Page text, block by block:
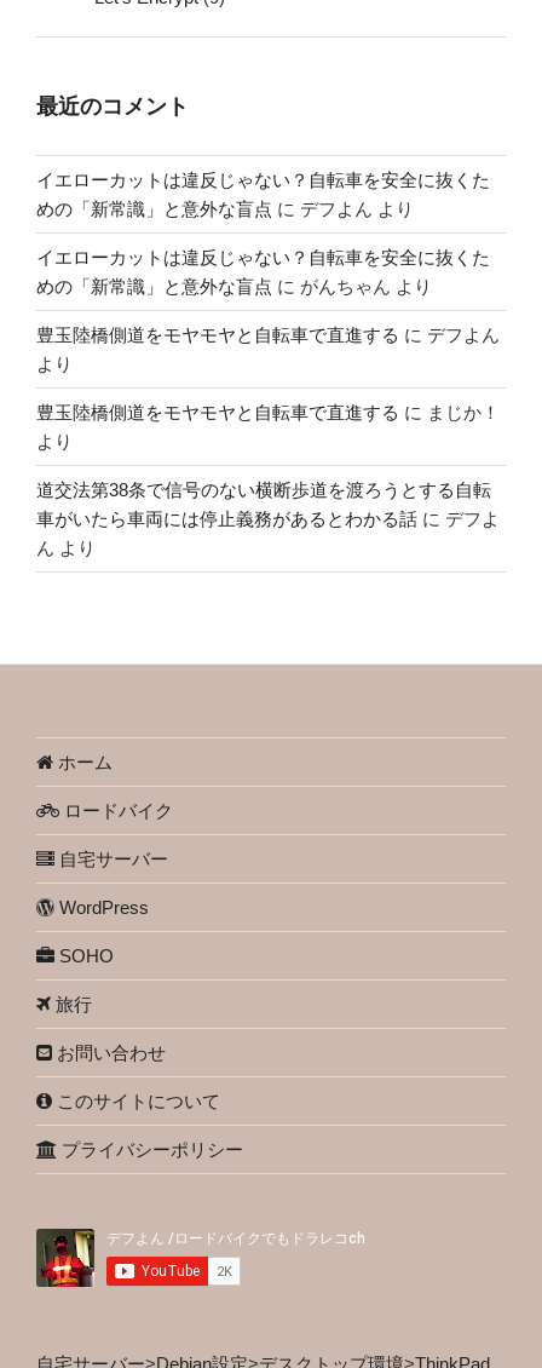
最近のコメント
イエローカットは違反じゃない？自転車を安全に抜くた
めの「新常識」と意外な盲点 に デフよん より
イエローカットは違反じゃない？自転車を安全に抜くた
めの「新常識」と意外な盲点 に がんちゃん より
豊玉陸橋側道をモヤモヤと自転車で直進する に デフよん
より
豊玉陸橋側道をモヤモヤと自転車で直進する に まじか！
より
道交法第38条で信号のない横断歩道を渡ろうとする自転
車がいたら車両には停止義務があるとわかる話 に デフよ
ん より
ホーム
ロードバイク
自宅サーバー
WordPress
SOHO
旅行
お問い合わせ
このサイトについて
プライバシーポリシー